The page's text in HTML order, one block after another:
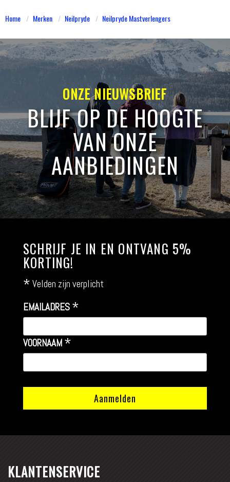
Home Merken Neilpryde Neilpryde Mastverlengers
ONZE NIEUWSBRIEF
BLIJF OP DE HOOGTE
VAN ONZE
AANBIEDINGEN
SCHRIJF JE IN EN ONTVANG 5%
KORTING!
* Velden zijn verplicht
EMAILADRES *
VOORNAAM *
KLANTENSERVICE